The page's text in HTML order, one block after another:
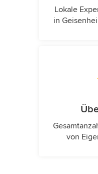
Lokale
in
von